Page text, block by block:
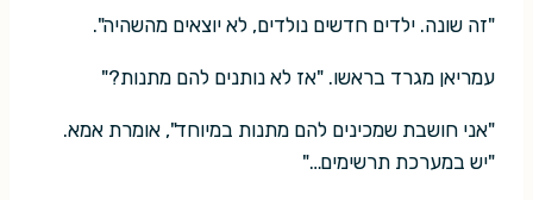
"זה שונה. ילדים חדשים נולדים, לא יוצאים מהשהיה".
עמריאן מגרד בראשו. "אז לא נותנים להם מתנות?"
"אני חושבת שמכינים להם מתנות במיוחד", אומרת אמא.
"יש במערכת תרשימים…"